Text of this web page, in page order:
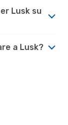
Lusk su
a Lusk?